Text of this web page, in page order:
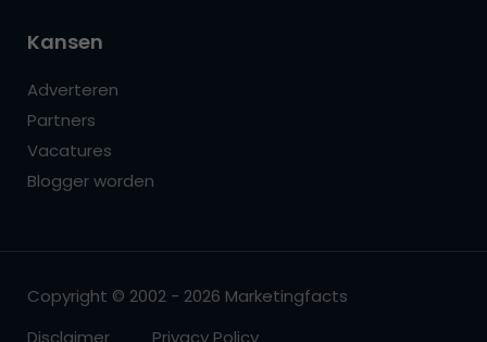
Kansen
Adverteren
Partners
Vacatures
Blogger worden
Copyright © 2002 - 2026 Marketingfacts
Disclaimer
Privacy Policy